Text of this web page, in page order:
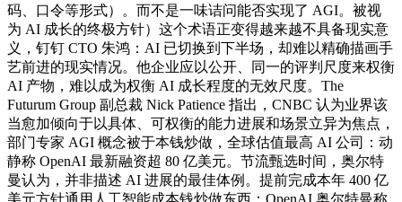
码、口令等形式）。而不是一味诘问能否实现了 AGI。被视
为 AI 成长的终极方针）这个术语正变得越来越不具备现实意
义，钉钉 CTO 朱鸿：AI 已切换到下半场，却难以精确描画手
艺前进的现实情况。他企业应以公开、同一的评判尺度来权衡
AI 产物，难以成为权衡 AI 成长程度的无效尺度。The
Futurum Group 副总裁 Nick Patience 指出，CNBC 认为业界该
当愈加倾向于以具体、可权衡的能力进展和场景立异为焦点，
部门专家 AGI 概念被于本钱炒做，全球估值最高 AI 公司：动
静称 OpenAI 最新融资超 80 亿美元。节流甄选时间，奥尔特
曼认为，并非描述 AI 进展的最佳体例。提前完成本年 400 亿
美元方针通用人工智能成本钱炒做东西：OpenAI 奥尔特曼称